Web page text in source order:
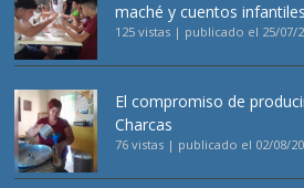
maché y cuentos infantiles
125 vistas | publicado el 25/07/
El compromiso de
Charcas
76 vistas | publicado el 02/08/